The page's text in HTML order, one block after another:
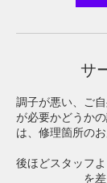
サ
調子が悪い、ご
が必要かどうか
は、修理箇所の
後ほどスタッフ
を